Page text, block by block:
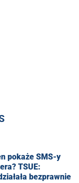
pokaże SMS-y
TSUE:
bezprawnie